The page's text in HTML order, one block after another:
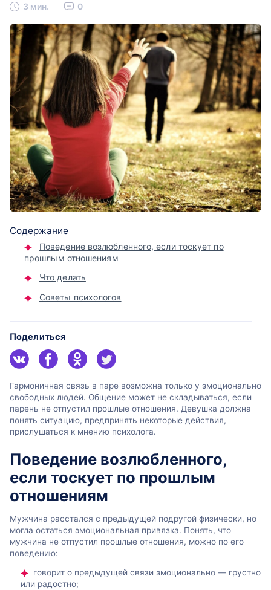
3 мин.
0
Содержание
Поведение возлюбленного, если тоскует по
прошлым отношениям
Что делать
Советы психологов
Поделиться
Гармоничная связь в паре возможна только у эмоционально
свободных людей. Общение может не складываться, если
парень не отпустил прошлые отношения. Девушка должна
понять ситуацию, предпринять некоторые действия,
прислушаться к мнению психолога.
Поведение возлюбленного,
если тоскует по прошлым
отношениям
Мужчина расстался с предыдущей подругой физически, но
могла остаться эмоциональная привязка. Понять, что
мужчина не отпустил прошлые отношения, можно по его
поведению:
говорит о предыдущей связи эмоционально — грустно
или радостно;